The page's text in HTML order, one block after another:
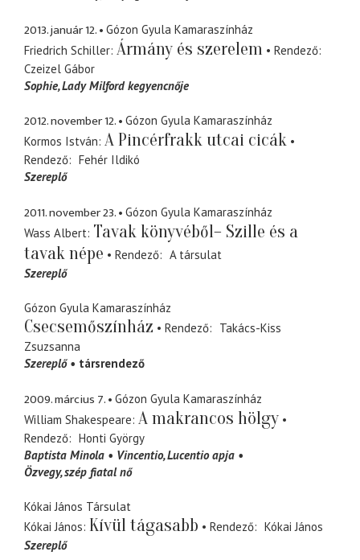
2013. január 12.
Gózon Gyula Kamaraszínház
Friedrich Schiller Ármány és szerelem
Rendező
Czeizel Gábor
Sophie Lady Milford kegyencnője
2012. november 12.
Gózon Gyula Kamaraszínház
Kormos István A Pincérfrakk utcai cicák
Rendező
Fehér Ildikó
Szereplő
2011. november 23.
Gózon Gyula Kamaraszínház
Wass Albert Tavak könyvéből– Szille és a
tavak népe
Rendező
A társulat
Szereplő
Gózon Gyula Kamaraszínház
Csecsemőszínház Rendező
Takács-Kiss
Zsuzsanna
Szereplő
társrendező
2009. március 7.
Gózon Gyula Kamaraszínház
William Shakespeare A makrancos hölgy
Rendező
Honti György
Baptista Minola
Vincentio Lucentio apja
Özvegy szép fiatal nő
Kókai János Társulat
Kókai János Kívül tágasabb Rendező
Kókai János
Szereplő